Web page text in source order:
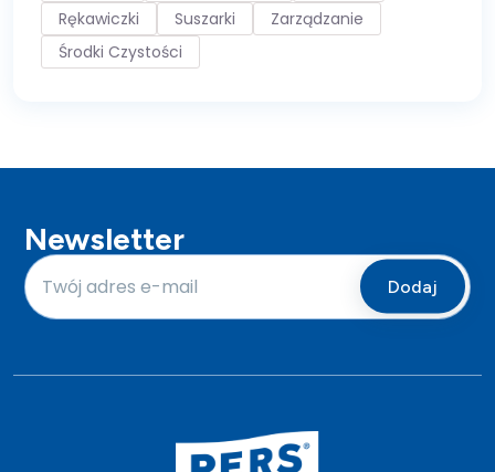
Rękawiczki
Suszarki
Zarządzanie
Środki Czystości
Newsletter